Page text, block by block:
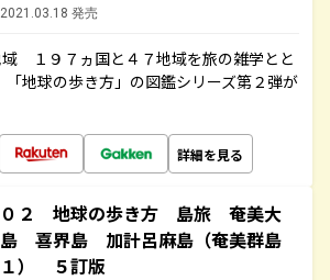
2021.03.18 発売
域 １９７ヵ国と４７地域を旅の雑学とと
「地球の歩き方」の図鑑シリーズ第２弾が
詳細を見る
０２ 地球の歩き方 島旅 奄美大
島 喜界島 加計呂麻島（奄美群島
１） ５訂版